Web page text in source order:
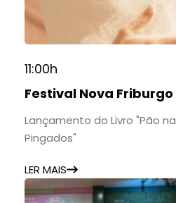
11:00h
Festival Nova
Lançamento do Livro "Pão
Pingados"
LER MAIS